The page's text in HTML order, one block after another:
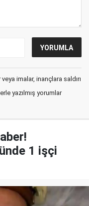
imalar, inançlara saldırı
yazılmış yorumlar
1 işçi